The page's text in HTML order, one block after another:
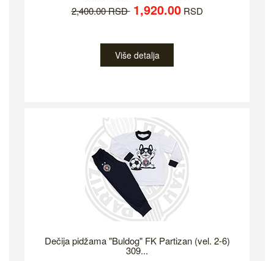
2,400.00 RSD 1,920.00RSD
Više detalja
Dečija pidžama "Buldog" FK Partizan (vel. 2-6)
309...